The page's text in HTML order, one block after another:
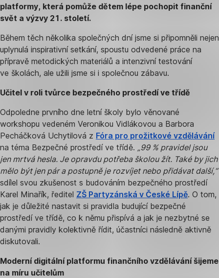
platformy, která pomůže dětem lépe pochopit finanční
svět a výzvy 21. století.
Během těch několika společných dní jsme si připomněli nejen
uplynulá inspirativní setkání, spoustu odvedené práce na
přípravě metodických materiálů a intenzivní testování
ve školách, ale užili jsme si i společnou zábavu.
Učitel v roli tvůrce bezpečného prostředí ve třídě
Odpoledne prvního dne letní školy bylo věnované
workshopu vedeném Veronikou Vidlákovou a Barbora
Pecháčková Uchytilová z Fóra pro prožitkové vzdělávání
na téma Bezpečné prostředí ve třídě. „99 % pravidel jsou
jen mrtvá hesla. Je opravdu potřeba školou žít. Také by jich
mělo být jen pár a postupně je rozvíjet nebo přidávat další,”
sdílel svou zkušenost s budováním bezpečného prostředí
Karel Minařík, ředitel ZŠ Partyzánská v České Lípě. O tom,
jak je důležité nastavit si pravidla budující bezpečné
prostředí ve třídě, co k němu přispívá a jak je nezbytné se
danými pravidly kolektivně řídit, účastníci následně aktivně
diskutovali.
Moderní digitální platformu finančního vzdělávání šijeme
na míru učitelům